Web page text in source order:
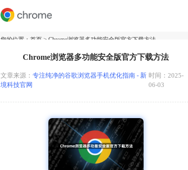
您的位置： 首页 > Chrome浏览器多功能安全版官方下载方法
Chrome浏览器多功能安全版官方下载方法
文章来源： 专注纯净的谷歌浏览器手机优化指南 - 新
境科技官网
时间：2025-
06-03